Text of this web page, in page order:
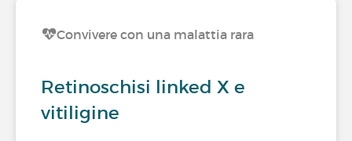
Convivere con una malattia rara
Retinoschisi linked X e
vitiligine